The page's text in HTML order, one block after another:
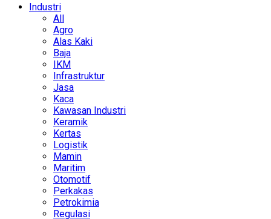
Industri
All
Agro
Alas Kaki
Baja
IKM
Infrastruktur
Jasa
Kaca
Kawasan Industri
Keramik
Kertas
Logistik
Mamin
Maritim
Otomotif
Perkakas
Petrokimia
Regulasi